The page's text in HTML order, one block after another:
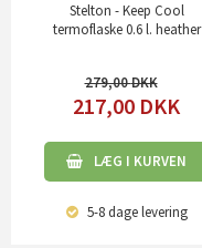
Stelton - Keep Cool
termoflaske 0.6 l. heather
279,00
217,00 DKK
LÆG I KURVEN
5-8 dagelevering